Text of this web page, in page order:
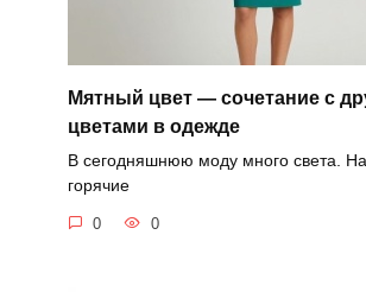
Мятный цвет — сочетание с
цветами в одежде
В сегодняшнюю моду много света.
горячие
0 0